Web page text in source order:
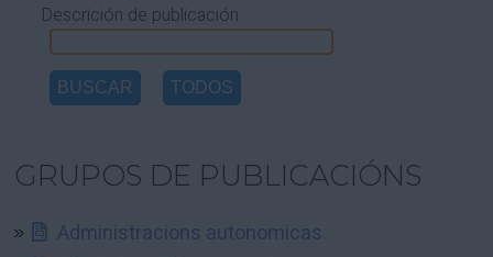
AXUDA
Descrición de publicación
GRUPOS DE PUBLICACIÓNS
Administracions autonomicas